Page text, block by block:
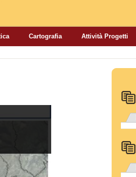
Cartografia Attività Progetti